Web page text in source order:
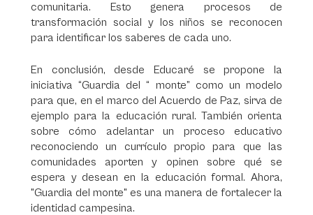
comunitaria. Esto genera procesos de
transformación social y los niños se reconocen
para identificar los saberes de cada uno.
En conclusión, desde Educaré se propone la
iniciativa “Guardia del “ monte” como un modelo
para que, en el marco del Acuerdo de Paz, sirva de
ejemplo para la educación rural. También orienta
sobre cómo adelantar un proceso educativo
reconociendo un currículo propio para que las
comunidades aporten y opinen sobre qué se
espera y desean en la educación formal. Ahora,
"Guardia del monte" es una manera de fortalecer la
identidad campesina.